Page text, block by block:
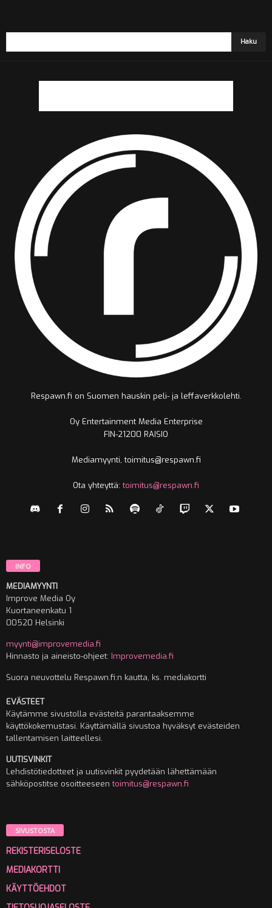
Respawn.fi on Suomen hauskin peli- ja leffaverkkolehti.
Oy Entertainment Media Enterprise
FIN-21200 RAISIO
Mediamyynti, toimitus@respawn.fi
Ota yhteyttä:toimitus@respawn.fi
INFO
MEDIAMYYNTI
Improve Media Oy
Kuortaneenkatu 1
00520 Helsinki
myynti@improvemedia.fi
Hinnasto ja aineisto-ohjeet: Improvemedia.fi
Suora neuvottelu Respawn.fi:n kautta, ks. mediakortti
EVÄSTEET
Käytämme sivustolla evästeitä parantaaksemme
käyttökokemustasi. Käyttämällä sivustoa hyväksyt evästeiden
tallentamisen laitteellesi.
UUTISVINKIT
Lehdistötiedotteet ja uutisvinkit pyydetään lähettämään
sähköpostitse osoitteeseentoimitus@respawn.fi
SIVUSTOSTA
REKISTERISELOSTE
MEDIAKORTTI
KÄYTTÖEHDOT